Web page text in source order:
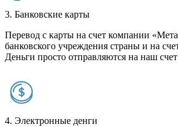
3. Банковские карты
Перевод с карты на счет компании
банковского учреждения страны и на
Деньги просто отправляются на наш
4. Электронные денги